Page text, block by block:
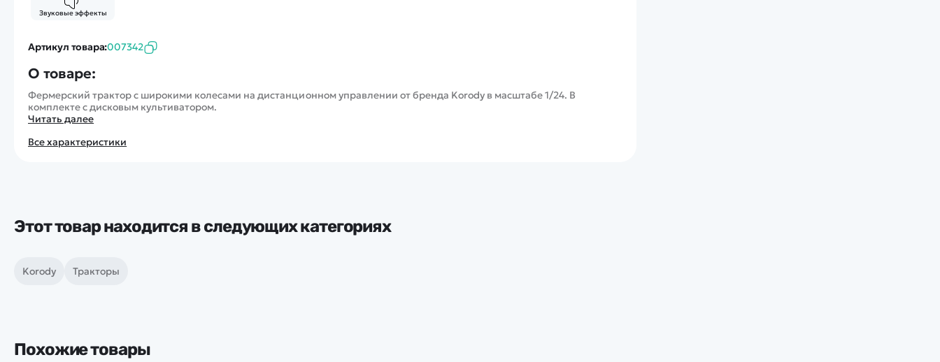
Звуковые эффекты
Артикул товара:007342
О товаре:
Фермерский трактор с широкими колесами на дистанционном управлении от бренда Korody в масштабе 1/24. В
комплекте с дисковым культиватором.
Читать далее
Все характеристики
Этот товар находится в следующих категориях
Korody Тракторы
Похожие товары